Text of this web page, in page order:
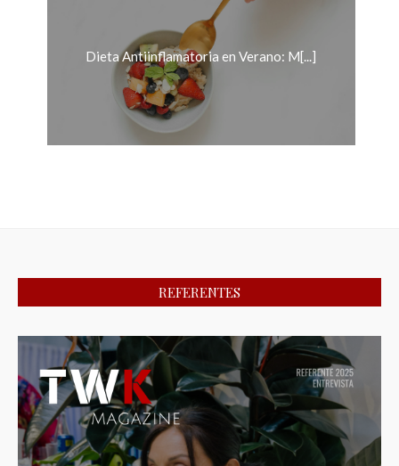
Dieta Antiinflamatoria en Verano: M[...]
REFERENTES